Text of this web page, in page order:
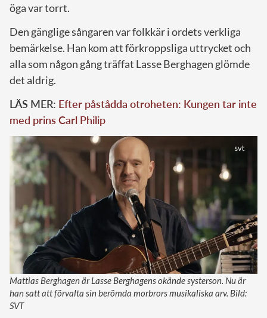
öga var torrt.
Den gänglige sångaren var folkkär i ordets verkliga
bemärkelse. Han kom att förkroppsliga uttrycket och
alla som någon gång träffat Lasse Berghagen glömde
det aldrig.
LÄS MER: Efter påstådda otroheten: Kungen tar inte
med prins Carl Philip
Mattias Berghagen är Lasse Berghagens okände systerson. Nu är
han satt att förvalta sin berömda morbrors musikaliska arv. Bild:
SVT